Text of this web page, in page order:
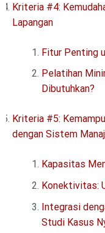
Kriteria #4:
Lapangan
Fitur Penting
Pelatihan
Dibutuhkan?
Kriteria #5:
dengan Sistem
Kapasitas
Konektivitas:
Integrasi
Studi Kasus